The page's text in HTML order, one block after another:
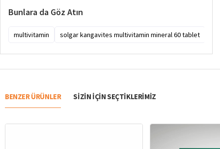
Bunlara da Göz Atın
multivitamin solgar kangavites multivitamin mineral 60 tablet
BENZER ÜRÜNLER SIZIN IÇIN SEÇTIKLERIMIZ